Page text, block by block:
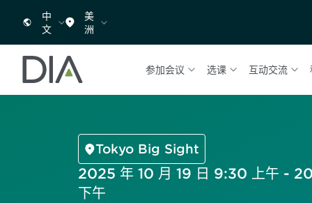
中
文
美
洲
参加会议 选课 互动交流
Tokyo Big Sight
2025 年 10 月 19 日 9:30 上午 -
下午